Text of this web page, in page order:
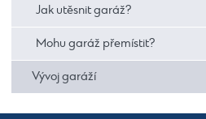
Jak utěsnit garáž?
Mohu garáž přemístit?
Vývoj garáží